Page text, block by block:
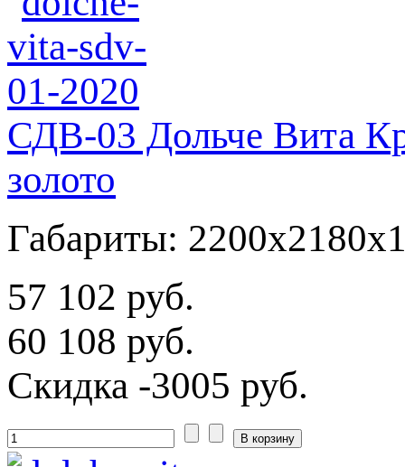
СДВ-03 Дольче Вита
золото
Габариты:
57 102 руб.
60 108 руб.
Скидка -3005 руб.